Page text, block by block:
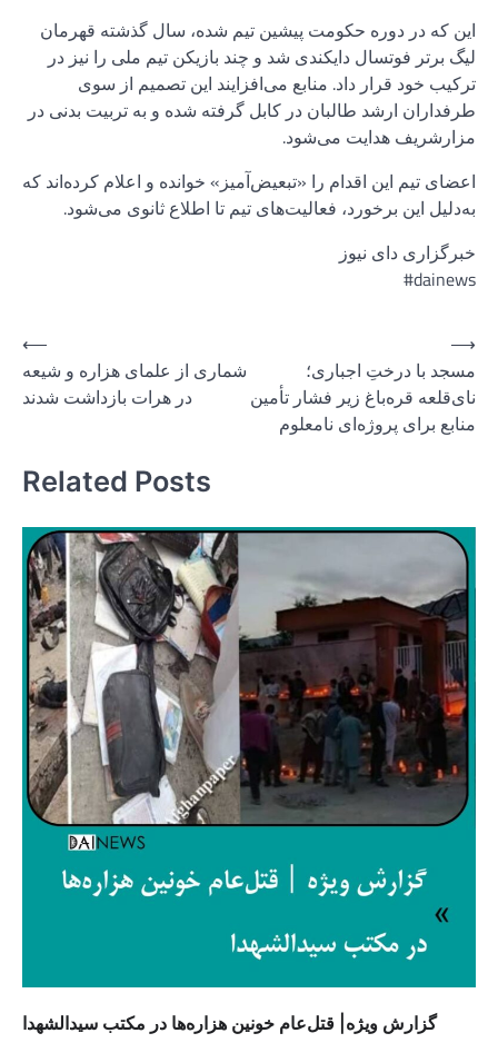
این که در دوره حکومت پیشین تیم شده، سال گذشته قهرمان
لیگ برتر فوتسال دایکندی شد و چند بازیکن تیم ملی را نیز در
ترکیب خود قرار داد. منابع می‌افزایند این تصمیم از سوی
طرفداران ارشد طالبان در کابل گرفته شده و به تربیت بدنی در
مزارشریف هدایت می‌شود.
اعضای تیم این اقدام را «تبعیض‌آمیز» خوانده و اعلام کرده‌اند که
به‌دلیل این برخورد، فعالیت‌های تیم تا اطلاع ثانوی می‌شود.
خبرگزاری دای نیوز
#dainews
Post
navigation
⟵
شماری از علمای هزاره و شیعه
در هرات بازداشت شدند
مسجد با درختِ اجباری؛
نای‌قلعه قره‌باغ زیر فشار تأمین
منابع برای پروژه‌ای نامعلوم
⟶
Related Posts
گزارش ویژه| قتل‌عام خونین هزاره‌ها در مکتب سیدالشهدا